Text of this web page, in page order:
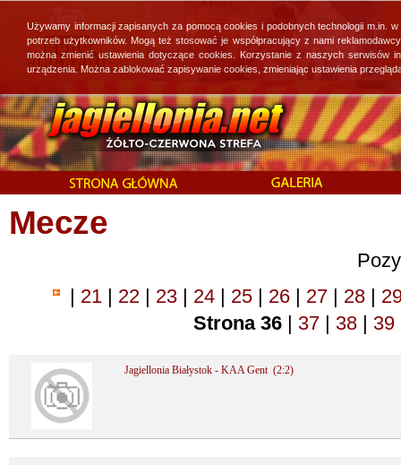
Mecze
| 21 | 22 | 23 | 24 | 25 | 26 | 27 | 28 |
Strona 36 | 37 | 38 | 39
Jagiellonia Białystok - KAA Gent (2:2)
Używamy informacji zapisanych za pomocą cookies i podobnych technologii
potrzeb użytkowników. Mogą też stosować je współpracujący z nami
można zmienić ustawienia dotyczące cookies. Korzystanie z naszych
urządzenia. Można zablokować zapisywanie cookies, zmieniając ustawienia